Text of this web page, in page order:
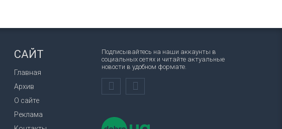
САЙТ
Главная
Архив
О сайте
Реклама
Подписывайтесь на наши аккаунты в
социальных сетях и читайте актуальные
новости в удобном формате.